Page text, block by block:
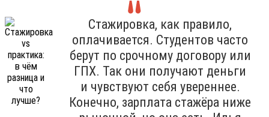
Стажировка, как правило,
оплачивается. Студентов часто
берут по срочному договору или
ГПХ. Так они получают деньги
и чувствуют себя увереннее.
Конечно, зарплата стажёра ниже